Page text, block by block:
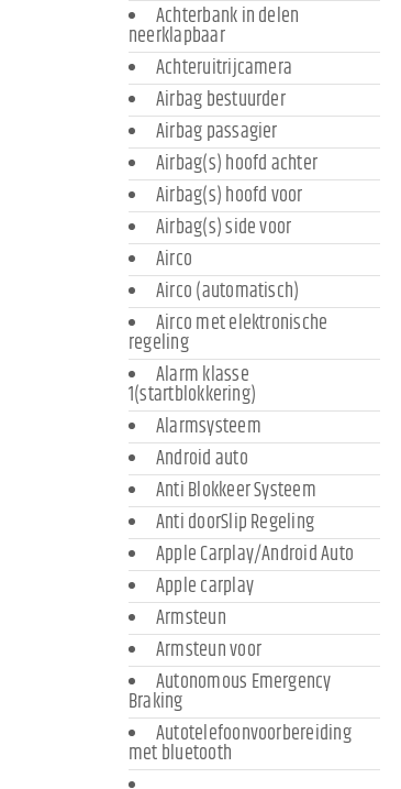
Achterbank in delen
neerklapbaar
Achteruitrijcamera
Airbag bestuurder
Airbag passagier
Airbag(s) hoofd achter
Airbag(s) hoofd voor
Airbag(s) side voor
Airco
Airco (automatisch)
Airco met elektronische
regeling
Alarm klasse
1(startblokkering)
Alarmsysteem
Android auto
Anti Blokkeer Systeem
Anti doorSlip Regeling
Apple Carplay/Android Auto
Apple carplay
Armsteun
Armsteun voor
Autonomous Emergency
Braking
Autotelefoonvoorbereiding
met bluetooth